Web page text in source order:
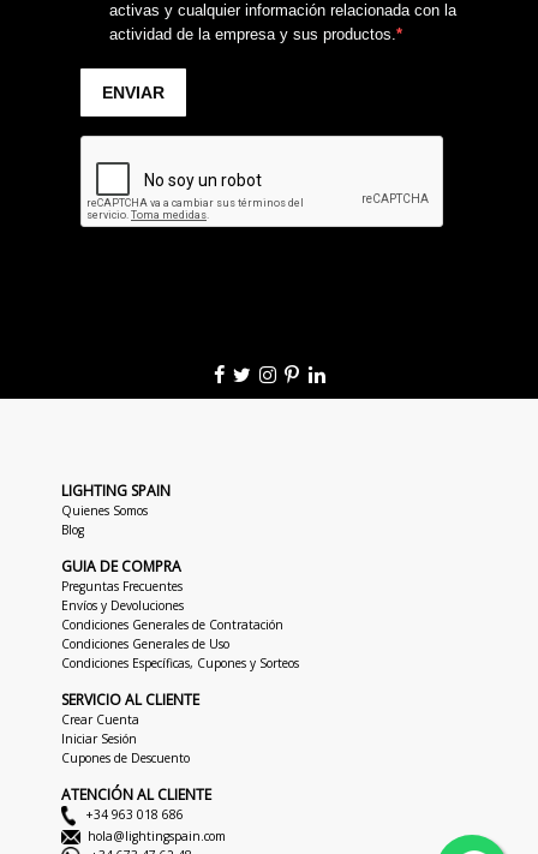
LIGHTING SPAIN
Quienes Somos
Blog
GUIA DE COMPRA
Preguntas Frecuentes
Envíos y Devoluciones
Condiciones Generales de Contratación
Condiciones Generales de Uso
Condiciones Específicas, Cupones y Sorteos
SERVICIO AL CLIENTE
Crear Cuenta
Iniciar Sesión
Cupones de Descuento
ATENCIÓN AL CLIENTE
+34 963 018 686
hola@lightingspain.com